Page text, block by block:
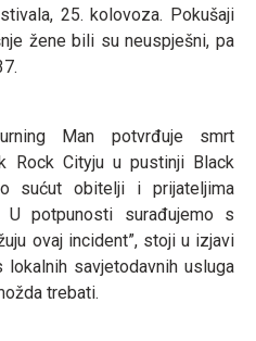
25. kolovoza. Pokušaji
žene bili su neuspješni, pa
Man potvrđuje smrt
Rock Cityju u pustinji Black
sućut obitelji i prijateljima
potpunosti surađujemo s
ovaj incident”, stoji u izjavi
savjetodavnih usluga
trebati.